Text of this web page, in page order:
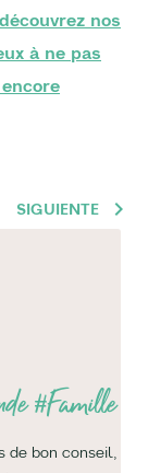
découvrez nos
à ne pas
SIGUIENTE
#Famille
de bon conseil,